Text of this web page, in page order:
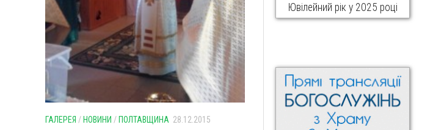
ГАЛЕРЕЯ / НОВИНИ / ПОЛТАВЩИНА 28.12.2015
Ювілейний рік у 2025 році